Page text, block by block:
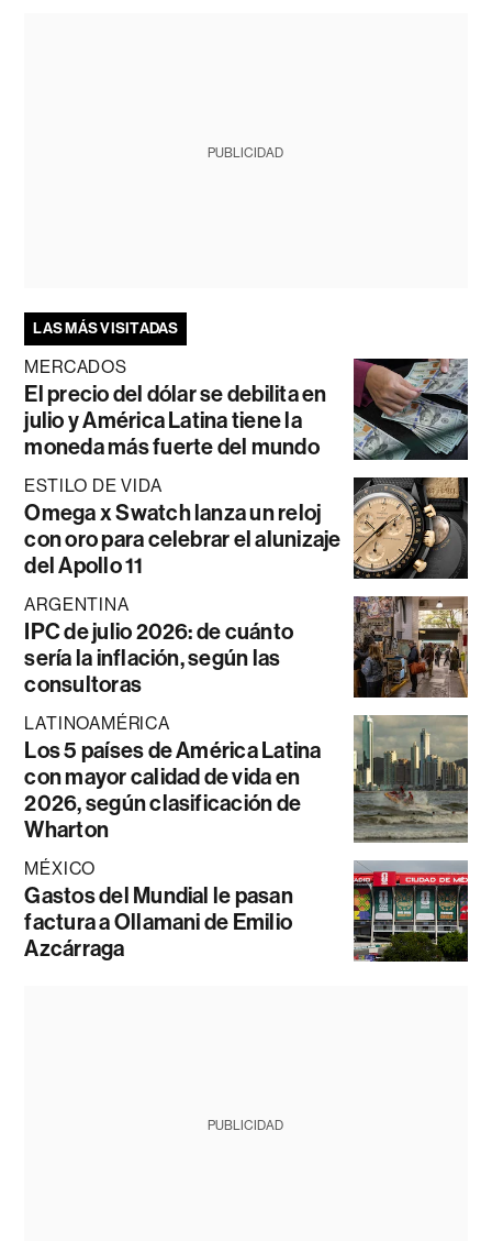
PUBLICIDAD
LAS MÁS VISITADAS
MERCADOS
El precio del dólar se debilita en
julio y América Latina tiene la
moneda más fuerte del mundo
ESTILO DE VIDA
Omega x Swatch lanza un reloj
con oro para celebrar el alunizaje
del Apollo 11
ARGENTINA
IPC de julio 2026: de cuánto
sería la inflación, según las
consultoras
LATINOAMÉRICA
Los 5 países de América Latina
con mayor calidad de vida en
2026, según clasificación de
Wharton
MÉXICO
Gastos del Mundial le pasan
factura a Ollamani de Emilio
Azcárraga
PUBLICIDAD